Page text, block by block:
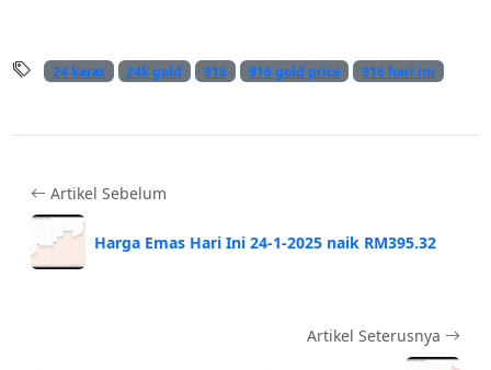
24 karat 24k gold 916 916 gold price 916 hari ini
Artikel Sebelum
Harga Emas Hari Ini 24-1-2025 naik RM395.32
Artikel Seterusnya